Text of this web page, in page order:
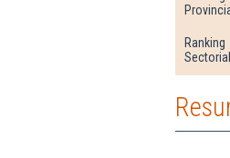
Ranking
Sectorial